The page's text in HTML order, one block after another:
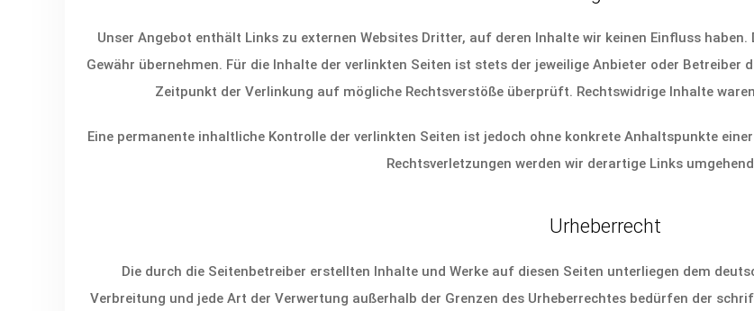
Unser Angebot enthält Links zu externen Websites Dritter, auf deren Inhalte wir keinen Einfluss
Gewähr übernehmen. Für die Inhalte der verlinkten Seiten ist stets der jeweilige Anbieter oder Betreiber
Zeitpunkt der Verlinkung auf mögliche Rechtsverstöße überprüft. Rechtswidrige Inhalte
Eine permanente inhaltliche Kontrolle der verlinkten Seiten ist jedoch ohne konkrete Anhaltspunkte
Rechtsverletzungen werden wir derartige Links
Urheberrecht
Die durch die Seitenbetreiber erstellten Inhalte und Werke auf diesen Seiten unterliegen dem
Verbreitung und jede Art der Verwertung außerhalb der Grenzen des Urheberrechtes bedürfen der